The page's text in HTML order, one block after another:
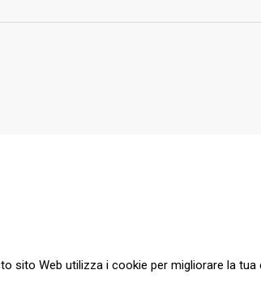
sito Web utilizza i cookie per migliorare la